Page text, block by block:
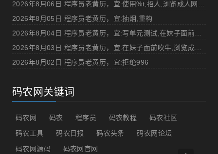
2026年8月05日 程序员老黄历，宜:抽烟,重构
2026年8月02日 程序员老黄历，宜:拒绝996
码农网关键词
码农网 码农 程序员 码农教程
码农社区
码农工具
码农日报 码农头条
码农网论坛
码农网源码
码农网官网